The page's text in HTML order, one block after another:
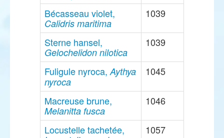
Bécasseau violet,
Calidris maritima
1039
Sterne hansel,
Gelochelidon nilotica
1039
Fuligule nyroca,Aythya
nyroca
1045
Macreuse brune,
Melanitta fusca
1046
Locustelle tachetée, 1057